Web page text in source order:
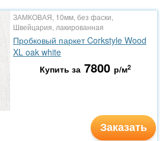
ЗАМКОВАЯ, 10мм, без фаски,
Швейцария, лакированная
Пробковый паркет Corkstyle Wood
XL oak white
Купить за 7800 р/м2
Заказать